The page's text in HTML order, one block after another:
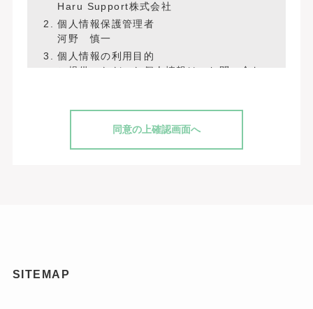
Haru Support株式会社
個人情報保護管理者
河野 慎一
個人情報の利用目的
ご提供いただいた個人情報は、お問い合わ
人様の同意なく個人情報を第三者に提供し
ません。
示、訂正、追加又は削除など）を請求する
SITEMAP